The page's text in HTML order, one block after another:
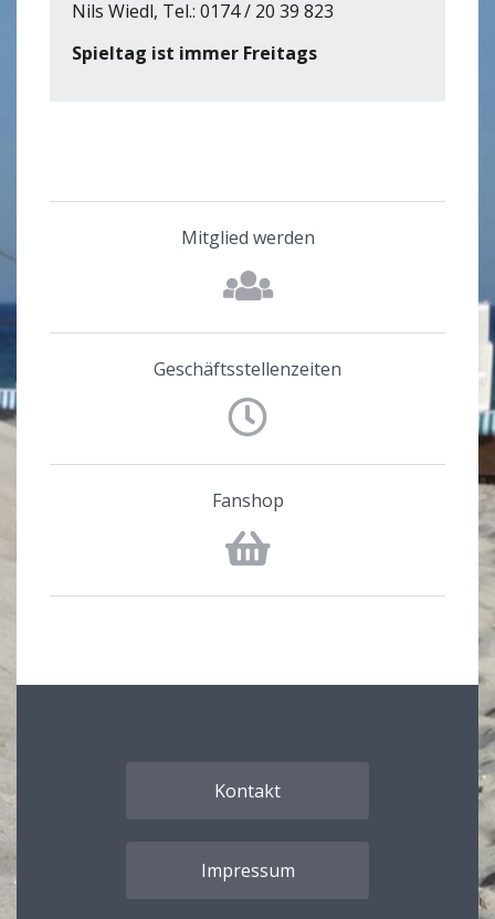
Nils Wiedl, Tel.: 0174 / 20 39 823
Spieltag ist immer Freitags
Mitglied werden
Geschäftsstellenzeiten
Fanshop
Kontakt
Impressum